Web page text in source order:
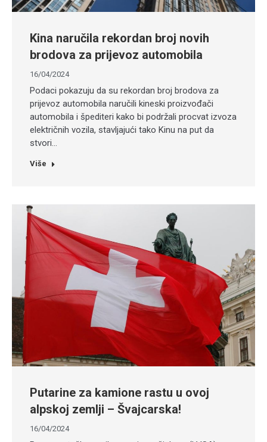
Kina naručila rekordan broj novih
brodova za prijevoz automobila
16/04/2024
Podaci pokazuju da su rekordan broj brodova za
prijevoz automobila naručili kineski proizvođači
automobila i špediteri kako bi podržali procvat izvoza
električnih vozila, stavljajući tako Kinu na put da
stvori…
Više
Putarine za kamione rastu u ovoj
alpskoj zemlji – Švajcarska!
16/04/2024